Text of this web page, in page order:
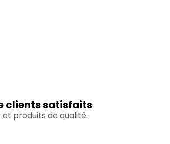
clients satisfaits
et produits de qualité.